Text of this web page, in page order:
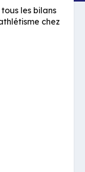
les bilans
chez